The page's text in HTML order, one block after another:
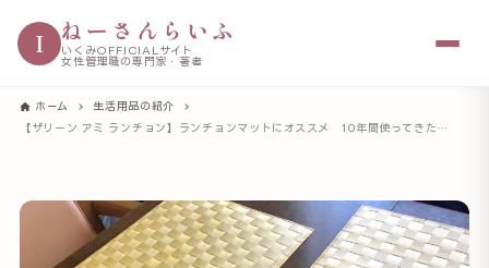
I ねーさんらいふ
いくみOFFICIALサイト
女性管理職の専門家・著者
ホーム
生活用品の紹介
【ザリーン アミ ランチョン】ランチョンマットにオススメ 10年間使ってきた私からポイントをお伝え